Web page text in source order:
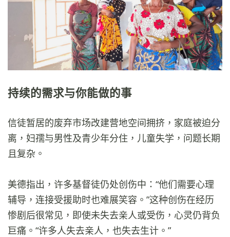
持续的需求与你能做的事
信徒暂居的废弃市场改建营地空间拥挤，家庭被迫分
离，妇孺与男性及青少年分住，儿童失学，问题长期
且复杂。
美德指出，许多基督徒仍处创伤中：“他们需要心理
辅导，连接受援助时也难展笑容。”这种创伤在经历
惨剧后很常见，即使未失去亲人或受伤，心灵仍背负
巨痛。“许多人失去亲人，也失去生计。”